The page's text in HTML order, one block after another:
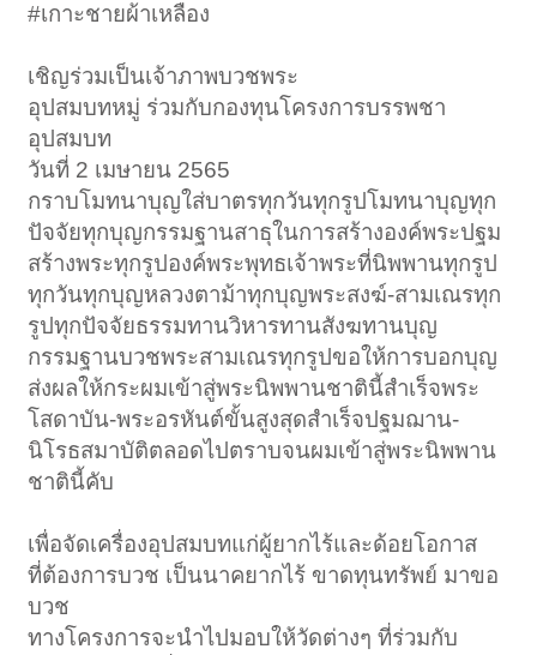
#เกาะชายผ้าเหลือง
เชิญร่วมเป็นเจ้าภาพบวชพระ
อุปสมบทหมู่ ร่วมกับกองทุนโครงการบรรพชา
อุปสมบท
วันที่ 2 เมษายน 2565
กราบโมทนาบุญใส่บาตรทุกวันทุกรูปโมทนาบุญทุก
ปัจจัยทุกบุญกรรมฐานสาธุในการสร้างองค์พระปฐม
สร้างพระทุกรูปองค์พระพุทธเจ้าพระที่นิพพานทุกรูป
ทุกวันทุกบุญหลวงตาม้าทุกบุญพระสงฆ์-สามเณรทุก
รูปทุกปัจจัยธรรมทานวิหารทานสังฆทานบุญ
กรรมฐานบวชพระสามเณรทุกรูปขอให้การบอกบุญ
ส่งผลให้กระผมเข้าสู่พระนิพพานชาตินี้สำเร็จพระ
โสดาบัน-พระอรหันต์ขั้นสูงสุดสำเร็จปฐมฌาน-
นิโรธสมาบัติตลอดไปตราบจนผมเข้าสู่พระนิพพาน
ชาตินี้คับ
เพื่อจัดเครื่องอุปสมบทแก่ผู้ยากไร้และด้อยโอกาส
ที่ต้องการบวช เป็นนาคยากไร้ ขาดทุนทรัพย์ มาขอ
บวช
ทางโครงการจะนำไปมอบให้วัดต่างๆ ที่ร่วมกับ